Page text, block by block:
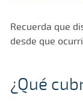
Recuerda que
desde que
¿Qué